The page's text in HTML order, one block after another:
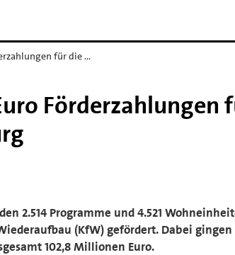
für die …
Förderzahlungen
2.514 Programme und 4.521
(KfW) gefördert. Dabei
102,8 Millionen Euro.